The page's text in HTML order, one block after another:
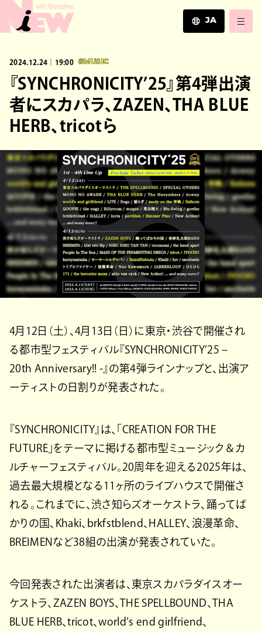
JA
ZH
2024.12.24｜19:00 #MUSIC
『SYNCHRONICITY’25』第4弾出演
者にスカパラ、ZAZEN、THA BLUE
HERB、tricotら
4月12日（土）、4月13日（日）に東京・渋谷で開催され
る都市型フェスティバル『SYNCHRONICITY’25 –
20th Anniversary!! -』の第4弾ラインナップと、出演ア
ーティストの日割りが発表された。
『SYNCHRONICITY』は、「CREATION FOR THE
FUTURE」をテーマに掲げる都市型ミュージック＆カ
ルチャーフェスティバル。20周年を迎える2025年は、
過去最大規模となる11ヶ所のライブハウスで開催さ
れる。これまでに、渋さ知らズオーケストラ、踊ってば
かりの国、Khaki、brkfstblend、HALLEY、浪漫革命、
BREIMENなど38組の出演が発表されていた。
今回発表された出演者は、東京スカパラダイスオー
ケストラ、ZAZEN BOYS、THE SPELLBOUND、THA
BLUE HERB、tricot、world’s end girlfriend、